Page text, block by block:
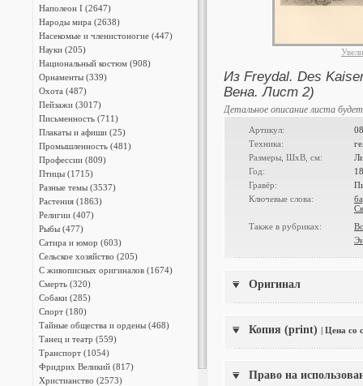
Наполеон I (2647)
Народы мира (2638)
Насекомые и членистоногие (447)
Науки (205)
Национальный костюм (908)
Орнаменты (339)
Охота (487)
Пейзажи (3017)
Письменность (711)
Плакаты и афиши (25)
Промышленность (481)
Профессии (809)
Птицы (1715)
Разные темы (3537)
Растения (1863)
Религии (407)
Рыбы (477)
Сатира и юмор (603)
Сельское хозяйство (205)
С живописных оригиналов (1674)
Смерть (320)
Собаки (285)
Спорт (180)
Тайные общества и ордены (468)
Танец и театр (559)
Транспорт (1054)
Фридрих Великий (817)
Христианство (2573)
Из Freydal. Des
Вена. Лист 2)
Детальное описание листа
Артикул:
Техника:
Размеры, ШxВ, см:
Год:
Гравёр:
Ключевые слова:
Также в рубриках:
Оригинал
Копия (print) | Цена со
Право на